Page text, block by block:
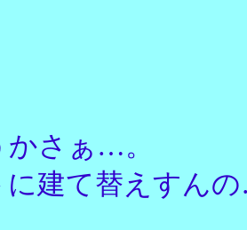
かさぁ…。
建て替えすん